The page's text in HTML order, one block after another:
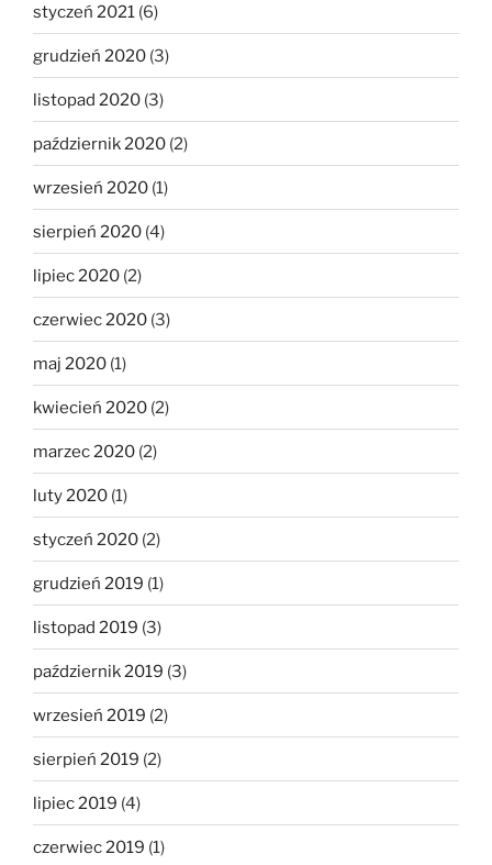
styczeń 2021 (6)
grudzień 2020 (3)
listopad 2020 (3)
październik 2020 (2)
wrzesień 2020 (1)
sierpień 2020 (4)
lipiec 2020 (2)
czerwiec 2020 (3)
maj 2020 (1)
kwiecień 2020 (2)
marzec 2020 (2)
luty 2020 (1)
styczeń 2020 (2)
grudzień 2019 (1)
listopad 2019 (3)
październik 2019 (3)
wrzesień 2019 (2)
sierpień 2019 (2)
lipiec 2019 (4)
czerwiec 2019 (1)